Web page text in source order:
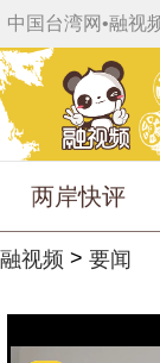
中国台湾网•融视
两岸快评
融视频 > 要闻